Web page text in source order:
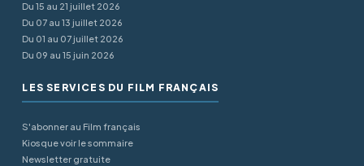
Du 15 au 21 juillet 2026
Du 07 au 13 juillet 2026
Du 01 au 07 juillet 2026
Du 09 au 15 juin 2026
LES SERVICES DU FILM FRANÇAIS
S'abonner au Film français
Kiosque voir le sommaire
Newsletter gratuite